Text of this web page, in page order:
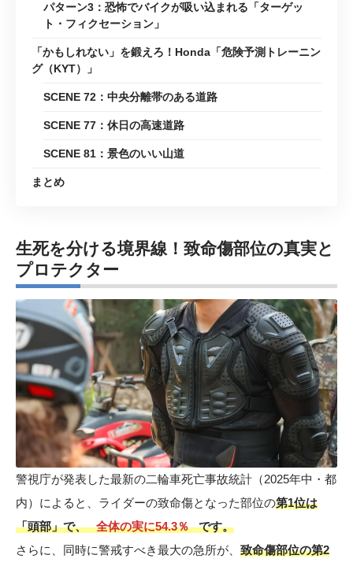
パターン3：恐怖でバイクが吸い込まれる「ターゲッ
ト・フィクセーション」
「かもしれない」を鍛えろ！Honda「危険予測トレーニン
グ（KYT）」
SCENE 72：中央分離帯のある道路
SCENE 77：休日の高速道路
SCENE 81：景色のいい山道
まとめ
生死を分ける境界線！致命傷部位の真実と
プロテクター
警視庁が発表した最新の二輪車死亡事故統計（2025年中・都
内）によると、ライダーの致命傷となった部位の第1位は
「頭部」で、
全体の実に54.3％
です。
さらに、同時に警戒すべき最大の急所が、 致命傷部位の第2